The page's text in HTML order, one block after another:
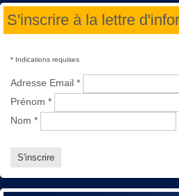
S'inscrire à la lettre
* Indications requises
Adresse Email *
Prénom *
Nom *